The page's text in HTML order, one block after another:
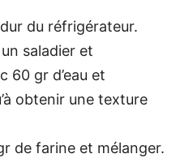
du réfrigérateur.
saladier et
60 gr d’eau et
obtenir une texture
de farine et mélanger.